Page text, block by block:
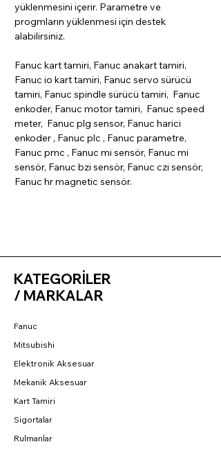
yüklenmesini içerir. Parametre ve
progmların yüklenmesi için destek
alabilirsiniz.
Fanuc kart tamiri, Fanuc anakart tamiri,
Fanuc io kart tamiri, Fanuc servo sürücü
tamiri, Fanuc spindle sürücü tamiri, Fanuc
enkoder, Fanuc motor tamiri, Fanuc speed
meter, Fanuc plg sensor, Fanuc harici
enkoder , Fanuc plc , Fanuc parametre,
Fanuc pmc , Fanuc mi sensör, Fanuc mi
sensör, Fanuc bzi sensör, Fanuc czi sensör,
Fanuc hr magnetic sensör.
KATEGORİLER
/ MARKALAR
Fanuc
Mitsubishi
Elektronik Aksesuar
Mekanik Aksesuar
Kart Tamiri
Sigortalar
Rulmanlar